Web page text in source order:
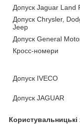
Допуск Jaguar Land
Допуск Chrysler,
Jeep
Допуск General
Кросс-номери
Допуск IVECO
Допуск JAGUAR
Користувальницькі